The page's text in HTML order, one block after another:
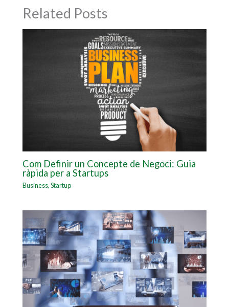
Related Posts
Com Definir un Concepte de Negoci: Guia
ràpida per a Startups
Business,Startup